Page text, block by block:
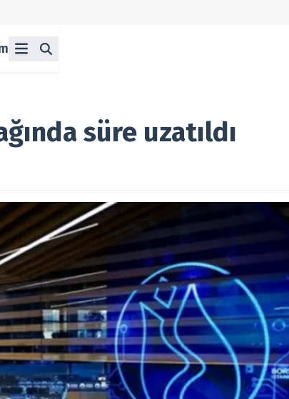
süre uzatıldı